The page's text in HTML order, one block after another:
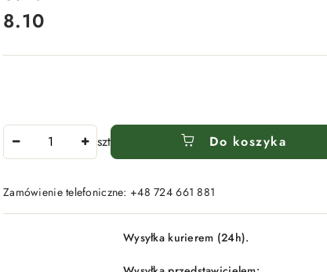
Cena:
8.10
szt Do koszyka
Zamówienie telefoniczne: +48 724 661 881
Wysyłka kurierem (24h).